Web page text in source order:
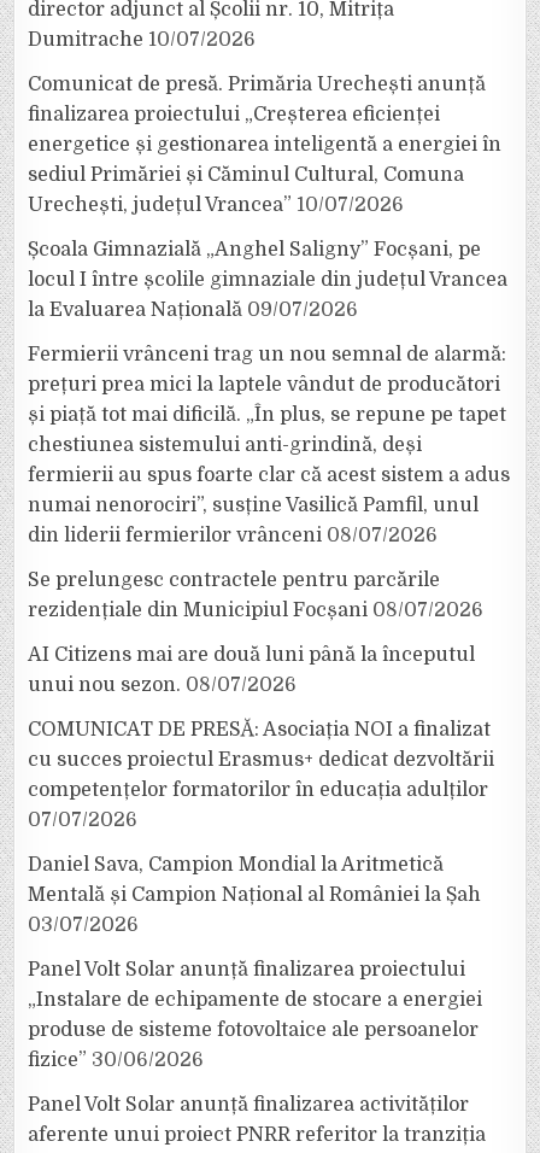
director adjunct al Școlii nr. 10, Mitrița
Dumitrache 10/07/2026
Comunicat de presă. Primăria Urechești anunță
finalizarea proiectului „Creșterea eficienței
energetice și gestionarea inteligentă a energiei în
sediul Primăriei și Căminul Cultural, Comuna
Urechești, județul Vrancea” 10/07/2026
Școala Gimnazială „Anghel Saligny” Focșani, pe
locul I între școlile gimnaziale din județul Vrancea
la Evaluarea Națională 09/07/2026
Fermierii vrânceni trag un nou semnal de alarmă:
prețuri prea mici la laptele vândut de producători
și piață tot mai dificilă. „În plus, se repune pe tapet
chestiunea sistemului anti-grindină, deși
fermierii au spus foarte clar că acest sistem a adus
numai nenorociri”, susține Vasilică Pamfil, unul
din liderii fermierilor vrânceni 08/07/2026
Se prelungesc contractele pentru parcările
rezidențiale din Municipiul Focșani 08/07/2026
AI Citizens mai are două luni până la începutul
unui nou sezon. 08/07/2026
COMUNICAT DE PRESĂ: Asociația NOI a finalizat
cu succes proiectul Erasmus+ dedicat dezvoltării
competențelor formatorilor în educația adulților
07/07/2026
Daniel Sava, Campion Mondial la Aritmetică
Mentală și Campion Național al României la Șah
03/07/2026
Panel Volt Solar anunță finalizarea proiectului
„Instalare de echipamente de stocare a energiei
produse de sisteme fotovoltaice ale persoanelor
fizice” 30/06/2026
Panel Volt Solar anunță finalizarea activităților
aferente unui proiect PNRR referitor la tranziția